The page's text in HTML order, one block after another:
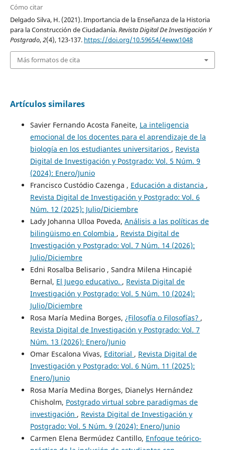
Cómo citar
Delgado Silva, H. (2021). Importancia de la Enseñanza de la Historia
para la Construcción de Ciudadanía.Revista Digital De Investigación Y
Postgrado,2(4), 123-137. https://doi.org/10.59654/4eww1048
Más formatos de cita
Artículos similares
Savier Fernando Acosta Faneite, La inteligencia
emocional de los docentes para el aprendizaje de la
biología en los estudiantes universitarios , Revista
Digital de Investigación y Postgrado: Vol. 5 Núm. 9
(2024): Enero/Junio
Francisco Custódio Cazenga , Educación a distancia ,
Revista Digital de Investigación y Postgrado: Vol. 6
Núm. 12 (2025): Julio/Diciembre
Lady Johanna Ulloa Poveda, Análisis a las políticas de
bilingüismo en Colombia , Revista Digital de
Investigación y Postgrado: Vol. 7 Núm. 14 (2026):
Julio/Diciembre
Edni Rosalba Belisario , Sandra Milena Hincapié
Bernal, El Juego educativo. , Revista Digital de
Investigación y Postgrado: Vol. 5 Núm. 10 (2024):
Julio/Diciembre
Rosa María Medina Borges, ¿Filosofía o Filosofías? ,
Revista Digital de Investigación y Postgrado: Vol. 7
Núm. 13 (2026): Enero/Junio
Omar Escalona Vivas, Editorial , Revista Digital de
Investigación y Postgrado: Vol. 6 Núm. 11 (2025):
Enero/Junio
Rosa María Medina Borges, Dianelys Hernández
Chisholm, Postgrado virtual sobre paradigmas de
investigación , Revista Digital de Investigación y
Postgrado: Vol. 5 Núm. 9 (2024): Enero/Junio
Carmen Elena Bermúdez Cantillo, Enfoque teórico-